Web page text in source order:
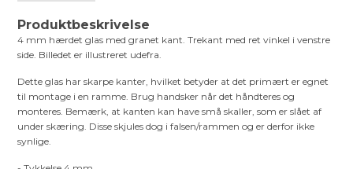
Produktbeskrivelse
4 mm hærdet glas med granet kant. Trekant med ret vinkel i venstre
side. Billedet er illustreret udefra.
Dette glas har skarpe kanter, hvilket betyder at det primært er egnet
til montage i en ramme. Brug handsker når det håndteres og
monteres. Bemærk, at kanten kan have små skaller, som er slået af
under skæring. Disse skjules dog i falsen/rammen og er derfor ikke
synlige.